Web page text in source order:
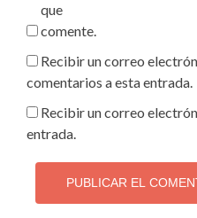
que
comente.
Recibir un correo
comentarios a esta entrada.
Recibir un correo
entrada.